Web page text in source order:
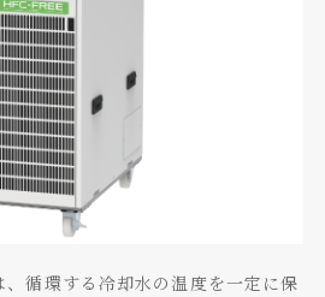
循環する冷却水の温度を一定に保